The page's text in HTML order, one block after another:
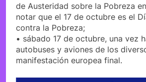
de Austeridad sobre la Pobreza
notar que el 17 de octubre es el
contra la Pobreza;
• sábado 17 de octubre, una vez
autobuses y aviones de los
manifestación europea final.